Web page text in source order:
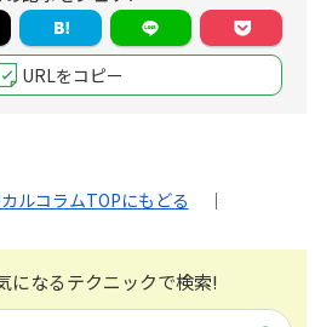
URLをコピー
ルコラムTOPにもどる ｜
になるテクニックで検索!